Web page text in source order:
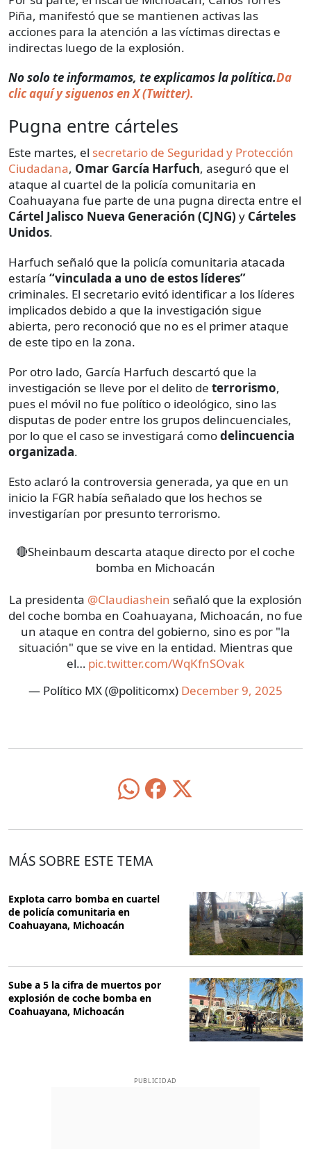
Piña, manifestó que se mantienen activas las
acciones para la atención a las víctimas directas e
indirectas luego de la explosión.
No solo te informamos, te explicamos la política.Da
clic aquí y siguenos en X (Twitter).
Pugna entre cárteles
Este martes, el secretario de Seguridad y Protección
Ciudadana, Omar García Harfuch, aseguró que el
ataque al cuartel de la policía comunitaria en
Coahuayana fue parte de una pugna directa entre el
Cártel Jalisco Nueva Generación (CJNG) y Cárteles
Unidos.
Harfuch señaló que la policía comunitaria atacada
estaría “vinculada a uno de estos líderes”
criminales. El secretario evitó identificar a los líderes
implicados debido a que la investigación sigue
abierta, pero reconoció que no es el primer ataque
de este tipo en la zona.
Por otro lado, García Harfuch descartó que la
investigación se lleve por el delito de terrorismo,
pues el móvil no fue político o ideológico, sino las
disputas de poder entre los grupos delincuenciales,
por lo que el caso se investigará comodelincuencia
organizada.
Esto aclaró la controversia generada, ya que en un
inicio la FGR había señalado que los hechos se
investigarían por presunto terrorismo.
🔴Sheinbaum descarta ataque directo por el coche
bomba en Michoacán
La presidenta @Claudiashein señaló que la explosión
del coche bomba en Coahuayana, Michoacán, no fue
un ataque en contra del gobierno, sino es por "la
situación" que se vive en la entidad. Mientras que
el… pic.twitter.com/WqKfnSOvak
— Político MX (@politicomx) December 9, 2025
MÁS SOBRE ESTE TEMA
Explota carro bomba en cuartel
de policía comunitaria en
Coahuayana, Michoacán
Sube a 5 la cifra de muertos por
explosión de coche bomba en
Coahuayana, Michoacán
PUBLICIDAD